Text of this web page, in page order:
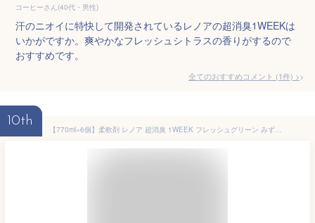
コーヒーさん(40代・男性)
汗のニオイに特快して開発されているレノアの超消臭1WEEKは
いかがですか。爽やかなフレッシュシトラスの香りがするので
おすすめです。
全てのおすすめコメント (1件) >
10th
【770ml×6個】柔軟剤 レノア 超消臭 1WEEK フレッシュグリーン みずみずしく香る 夜干 汗 ニオイ 生乾き臭 体臭 消臭成分